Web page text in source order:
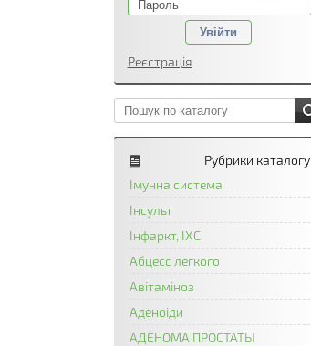
Увійти
Реєстрація
Рубрики каталогу
Імунна система
Інсульт
Інфаркт, ІХС
Абцесс легкого
Авітаміноз
Аденоіди
АДЕНОМА ПРОСТАТЫ